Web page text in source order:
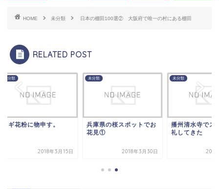
HOME 未分類 日本の棚田100選② 大阪府で唯一の村にある棚田
RELATED POST
花粉に物申す。
2018年3月15日
未分類
兵庫県の桜スポットでお
花見①
2018年3月30日
未分類
播州清水寺でスイー
礼してきた
2018年5